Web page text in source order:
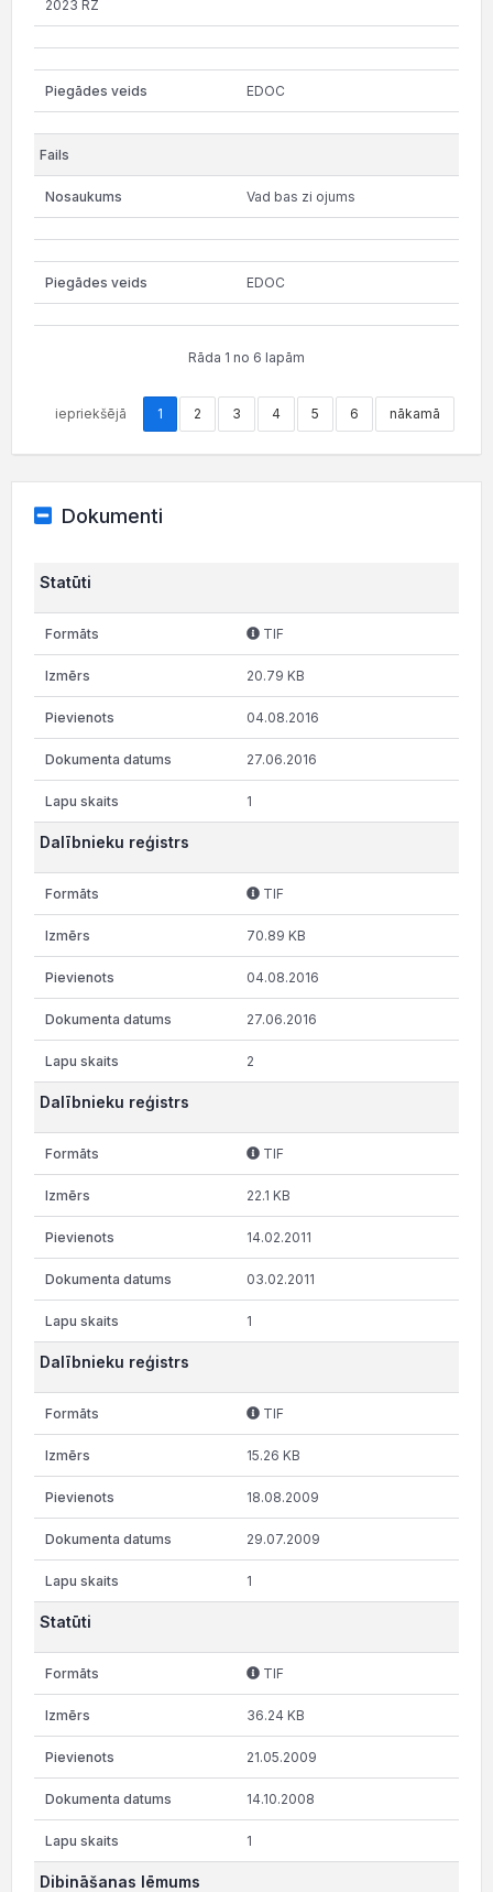
2023 RZ
EDOC
Vad bas zi ojums
EDOC
Rāda 1 no 6 lapām
iepriekšējā 1 2 3 4 5 6 nākamā
Dokumenti
Statūti
TIF
20.79 KB
04.08.2016
27.06.2016
1
Dalībnieku reģistrs
TIF
70.89 KB
04.08.2016
27.06.2016
2
Dalībnieku reģistrs
TIF
22.1 KB
14.02.2011
03.02.2011
1
Dalībnieku reģistrs
TIF
15.26 KB
18.08.2009
29.07.2009
1
Statūti
TIF
36.24 KB
21.05.2009
14.10.2008
1
Dibināšanas lēmums